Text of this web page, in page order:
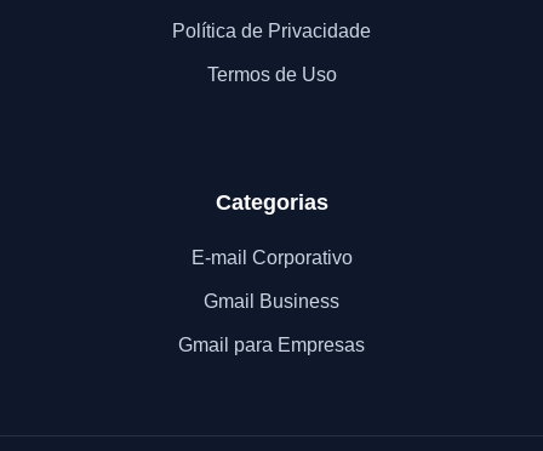
Política de Privacidade
Termos de Uso
Categorias
E-mail Corporativo
Gmail Business
Gmail para Empresas